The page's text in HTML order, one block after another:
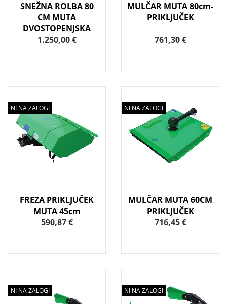
SNEŽNA ROLBA 80
CM MUTA
DVOSTOPENJSKA
1.250,00 €
MULČAR MUTA 80cm-
PRIKLJUČEK
761,30 €
NI NA ZALOGI
FREZA PRIKLJUČEK
MUTA 45cm
590,87 €
NI NA ZALOGI
MULČAR MUTA 60CM
PRIKLJUČEK
716,45 €
NI NA ZALOGI NI NA ZALOGI